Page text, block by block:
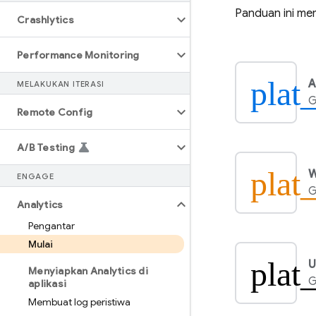
Crashlytics
Performance Monitoring
MELAKUKAN ITERASI
Remote Config
A/B Testing
ENGAGE
Analytics
Pengantar
Mulai
Menyiapkan Analytics di
aplikasi
Membuat log peristiwa
Panduan ini